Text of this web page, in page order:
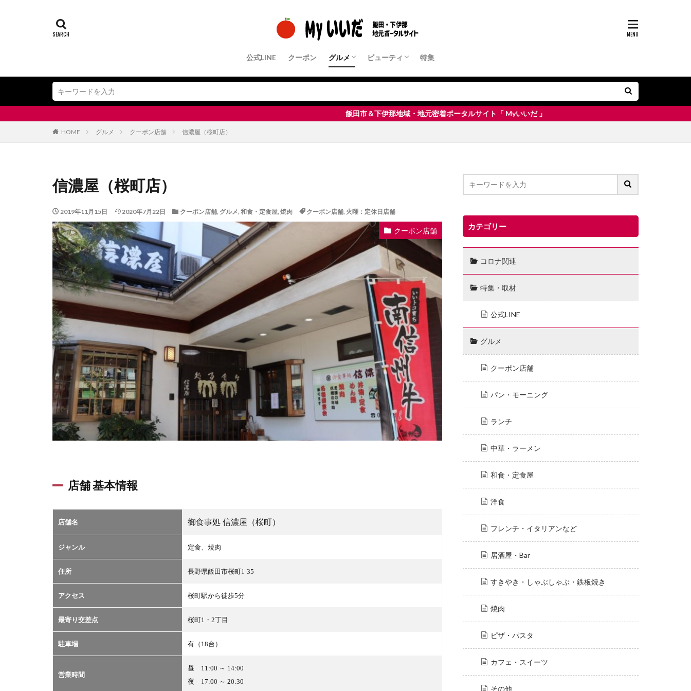
公式LINE クーポン グルメ
クーポン店舗
パン・モーニング
ランチ
中華・ラーメン
和食・定食屋
洋食
フレンチ・イタリアンなど
居酒屋・Bar
すきやき・しゃぶしゃぶ・鉄板焼き
焼肉
ピザ・パスタ
カフェ・スイーツ
その他
ビューティ
クーポン店舗
ヘアサロン
ネイル・まつ毛サロン
エステサロン
脱毛サロン
整体・リラクゼーション
特集
飯田市＆下伊那地域・地元密着ポータルサイト「 Myいいだ 」
HOME グルメ クーポン店舗 信濃屋（桜町店）
信濃屋（桜町店）
2019年11月15日 2020年7月22日 クーポン店舗, グルメ, 和食・定食屋, 焼肉 クーポン店舗, 火曜：定休日店舗
クーポン店舗
店舗 基本情報
店舗名 御食事処 信濃屋（桜町）
ジャンル 定食、焼肉
住所 長野県飯田市桜町1-35
アクセス 桜町駅から徒歩5分
最寄り交差点 桜町1・2丁目
駐車場 有（18台）
営業時間
昼 11:00 ～ 14:00
夜 17:00 ～ 20:30
カテゴリー
コロナ関連
特集・取材
公式LINE
グルメ
クーポン店舗
パン・モーニング
ランチ
中華・ラーメン
和食・定食屋
洋食
フレンチ・イタリアンなど
居酒屋・Bar
すきやき・しゃぶしゃぶ・鉄板焼き
焼肉
ピザ・パスタ
カフェ・スイーツ
その他